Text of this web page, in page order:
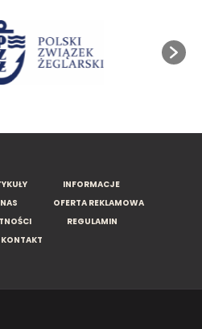
INFORMACJE
OFERTA REKLAMOWA
REGULAMIN
KONTAKT